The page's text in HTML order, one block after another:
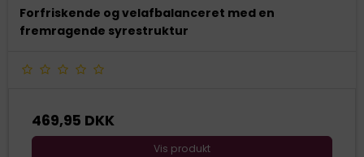
Forfriskende og velafbalanceret med en
fremragende syrestruktur
469,95 DKK
Vis produkt